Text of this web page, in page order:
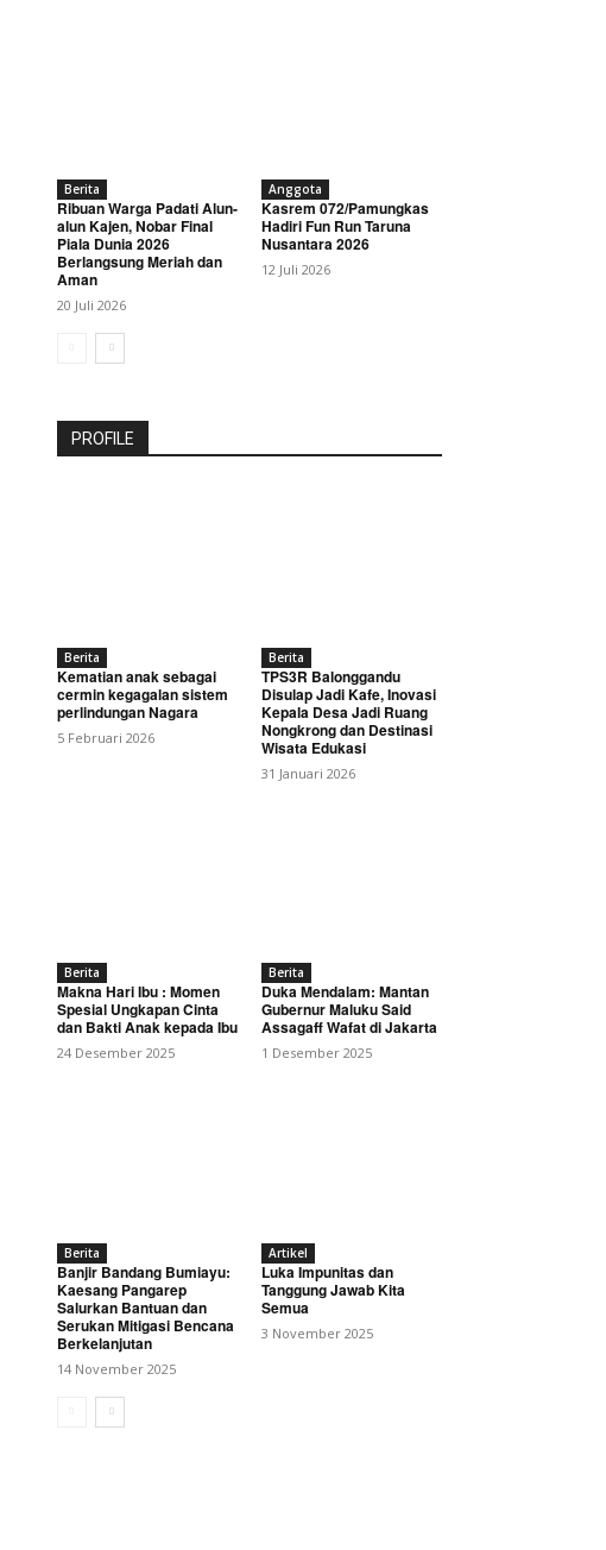
Berita
Ribuan Warga Padati Alun-
alun Kajen, Nobar Final
Piala Dunia 2026
Berlangsung Meriah dan
Aman
20 Juli 2026
Anggota
Kasrem 072/Pamungkas
Hadiri Fun Run Taruna
Nusantara 2026
12 Juli 2026
PROFILE
Berita
Kematian anak sebagai
cermin kegagalan sistem
perlindungan Nagara
5 Februari 2026
Berita
TPS3R Balonggandu
Disulap Jadi Kafe, Inovasi
Kepala Desa Jadi Ruang
Nongkrong dan Destinasi
Wisata Edukasi
31 Januari 2026
Berita
Makna Hari Ibu : Momen
Spesial Ungkapan Cinta
dan Bakti Anak kepada Ibu
24 Desember 2025
Berita
Duka Mendalam: Mantan
Gubernur Maluku Said
Assagaff Wafat di Jakarta
1 Desember 2025
Berita
Banjir Bandang Bumiayu:
Kaesang Pangarep
Salurkan Bantuan dan
Serukan Mitigasi Bencana
Berkelanjutan
14 November 2025
Artikel
Luka Impunitas dan
Tanggung Jawab Kita
Semua
3 November 2025